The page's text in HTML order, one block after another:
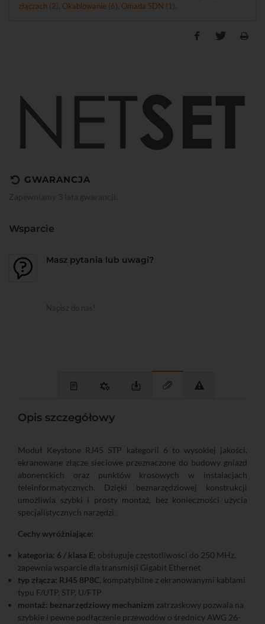
złączach (2) Okablowanie (6) Omada SDN (1)
GWARANCJA
Wsparcie
Masz pytania lub uwagi?
Opis szczegółowy
Moduł Keystone RJ45 STP kategorii 6 to wysokiej jakości,
ekranowane złącze sieciowe przeznaczone do budowy gniazd
abonenckich oraz punktów krosowych w instalacjach
teleinformatycznych. Dzięki beznarzędziowej konstrukcji
umożliwia szybki i prosty montaż, bez konieczności użycia
specjalistycznych narzędzi.
Cechy wyróżniające:
kategoria: 6 / klasa E; obsługuje częstotliwości do 250 MHz,
zapewnia wsparcie dla transmisji Gigabit Ethernet
typ złącza: RJ45 8P8C, kompatybilne z ekranowanymi kablami
typu F/UTP, STP, U/FTP
montaż: beznarzędziowy mechanizm zatrzaskowy pozwala na
szybkie i pewne podłączenie przewodów o średnicy AWG 26-